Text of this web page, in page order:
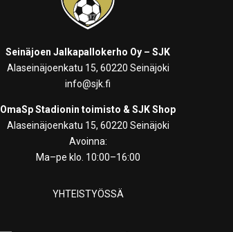
Seinäjoen Jalkapallokerho Oy – SJK
Alaseinäjoenkatu 15, 60220 Seinäjoki
info@sjk.fi
OmaSp Stadionin toimisto & SJK Shop
Alaseinäjoenkatu 15, 60220 Seinäjoki
Avoinna:
Ma–pe klo. 10:00–16:00
YHTEISTYÖSSÄ